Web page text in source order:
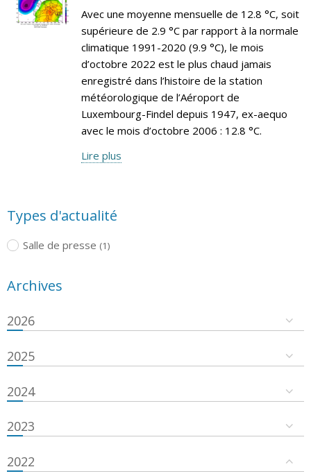
Avec une moyenne mensuelle de 12.8 °C, soit
supérieure de 2.9 °C par rapport à la normale
climatique 1991-2020 (9.9 °C), le mois
d’octobre 2022 est le plus chaud jamais
enregistré dans l’histoire de la station
météorologique de l’Aéroport de
Luxembourg-Findel depuis 1947, ex-aequo
avec le mois d’octobre 2006 : 12.8 °C.
Lire plus
Types d'actualité
Salle de presse (1)
Archives
2026
2025
2024
2023
2022